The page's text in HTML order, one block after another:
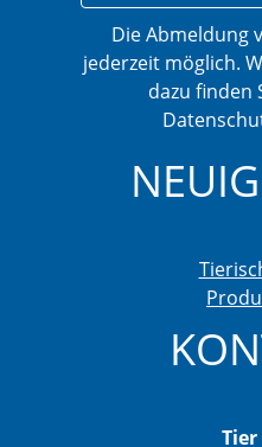
Die Abmeldung
jederzeit möglich.
dazu finden